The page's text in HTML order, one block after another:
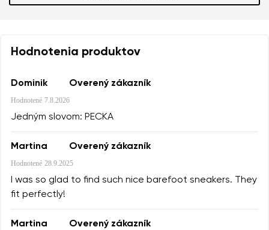
Hodnotenia produktov
Dominik Overený zákazník
Hodnotené 7.8.2026
Jedným slovom: PECKA
Martina Overený zákazník
Hodnotené 28.9.2025
I was so glad to find such nice barefoot sneakers. They
fit perfectly!
Martina Overený zákazník